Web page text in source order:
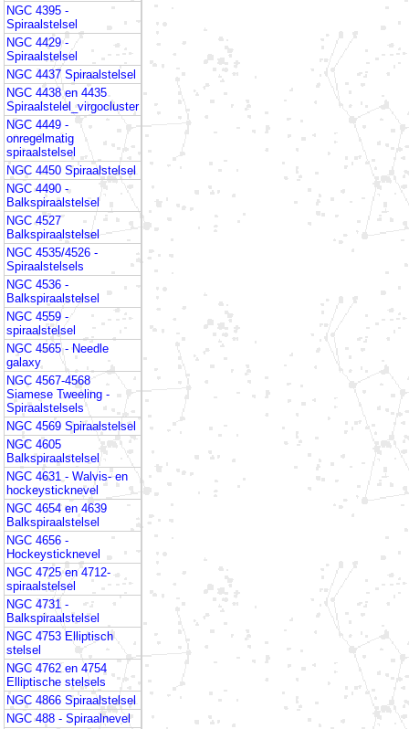
NGC 4395 -
Spiraalstelsel
NGC 4429 -
Spiraalstelsel
NGC 4437 Spiraalstelsel
NGC 4438 en 4435
Spiraalstelel_virgocluster
NGC 4449 -
onregelmatig
spiraalstelsel
NGC 4450 Spiraalstelsel
NGC 4490 -
Balkspiraalstelsel
NGC 4527
Balkspiraalstelsel
NGC 4535/4526 -
Spiraalstelsels
NGC 4536 -
Balkspiraalstelsel
NGC 4559 -
spiraalstelsel
NGC 4565 - Needle
galaxy
NGC 4567-4568
Siamese Tweeling -
Spiraalstelsels
NGC 4569 Spiraalstelsel
NGC 4605
Balkspiraalstelsel
NGC 4631 - Walvis- en
hockeysticknevel
NGC 4654 en 4639
Balkspiraalstelsel
NGC 4656 -
Hockeysticknevel
NGC 4725 en 4712-
spiraalstelsel
NGC 4731 -
Balkspiraalstelsel
NGC 4753 Elliptisch
stelsel
NGC 4762 en 4754
Elliptische stelsels
NGC 4866 Spiraalstelsel
NGC 488 - Spiraalnevel